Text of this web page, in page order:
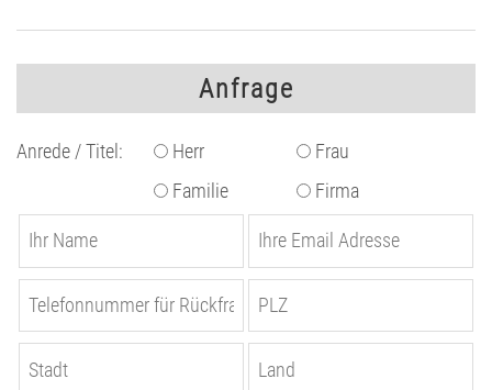
Anfrage
Anrede / Titel: Herr
Frau
Familie
Firma